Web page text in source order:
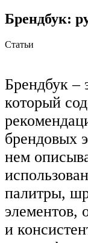
Брендбук:
Статьи
Брендбук –
который
брендовых
нем
палитры,
элементов,
и